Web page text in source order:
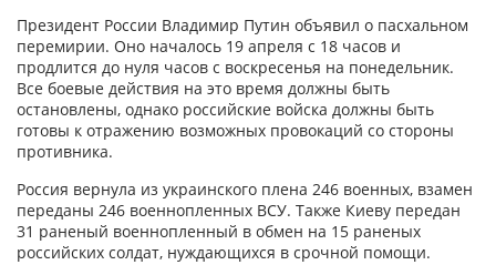
Президент России Владимир Путин объявил о пасхальном
перемирии. Оно началось 19 апреля с 18 часов и
продлится до нуля часов с воскресенья на понедельник.
Все боевые действия на это время должны быть
остановлены, однако российские войска должны быть
готовы к отражению возможных провокаций со стороны
противника.
Россия вернула из украинского плена 246 военных, взамен
переданы 246 военнопленных ВСУ. Также Киеву передан
31 раненый военнопленный в обмен на 15 раненых
российских солдат, нуждающихся в срочной помощи.